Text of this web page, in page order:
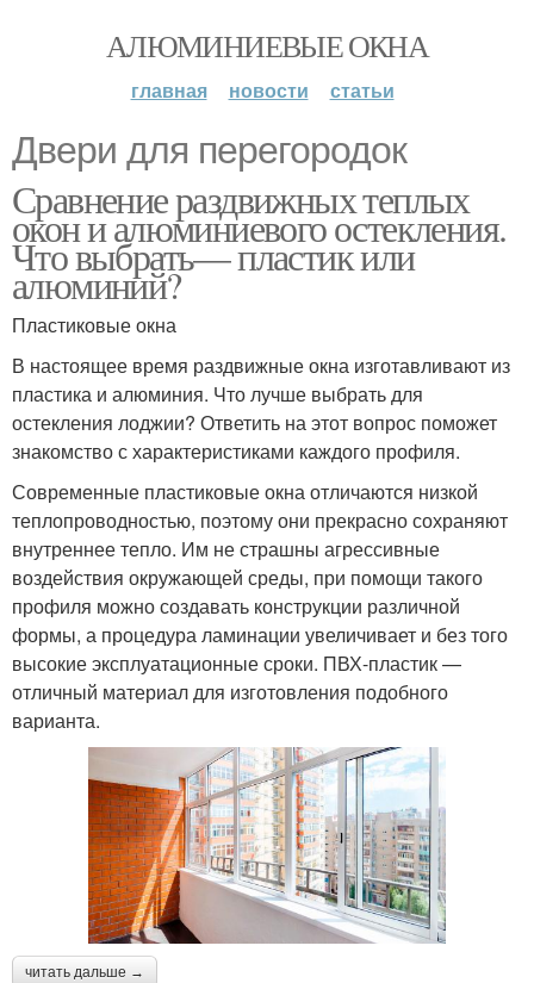
АЛЮМИНИЕВЫЕ ОКНА
главная новости статьи
Двери для перегородок
Сравнение раздвижных теплых
окон и алюминиевого остекления.
Что выбрать— пластик или
алюминий?
Пластиковые окна
В настоящее время раздвижные окна изготавливают из
пластика и алюминия. Что лучше выбрать для
остекления лоджии? Ответить на этот вопрос поможет
знакомство с характеристиками каждого профиля.
Современные пластиковые окна отличаются низкой
теплопроводностью, поэтому они прекрасно сохраняют
внутреннее тепло. Им не страшны агрессивные
воздействия окружающей среды, при помощи такого
профиля можно создавать конструкции различной
формы, а процедура ламинации увеличивает и без того
высокие эксплуатационные сроки. ПВХ-пластик —
отличный материал для изготовления подобного
варианта.
читать дальше →